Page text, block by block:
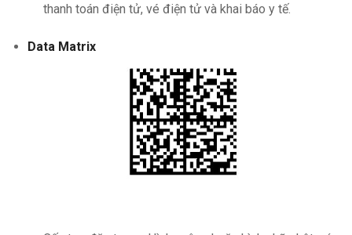
thanh toán điện tử, vé điện tử và khai báo y tế.
Data Matrix